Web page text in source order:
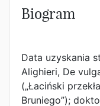
Biogram
Data uzyskania
Alighieri, De
(„Łaciński
Bruniego”);